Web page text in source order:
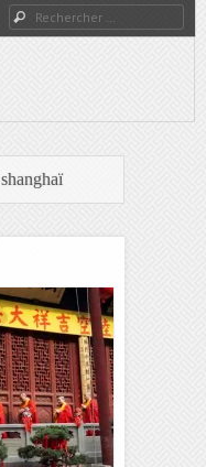
Rechercher
shanghaï